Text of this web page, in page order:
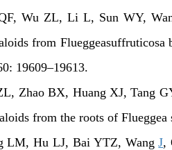
Wu ZL, Li L, Sun WY,
from Flueggeasuffruticosa
: 19609–19613.
Zhao BX, Huang XJ, Tang
from the roots ofFlueggea
LM, Hu LJ, Bai YTZ, WangJ,